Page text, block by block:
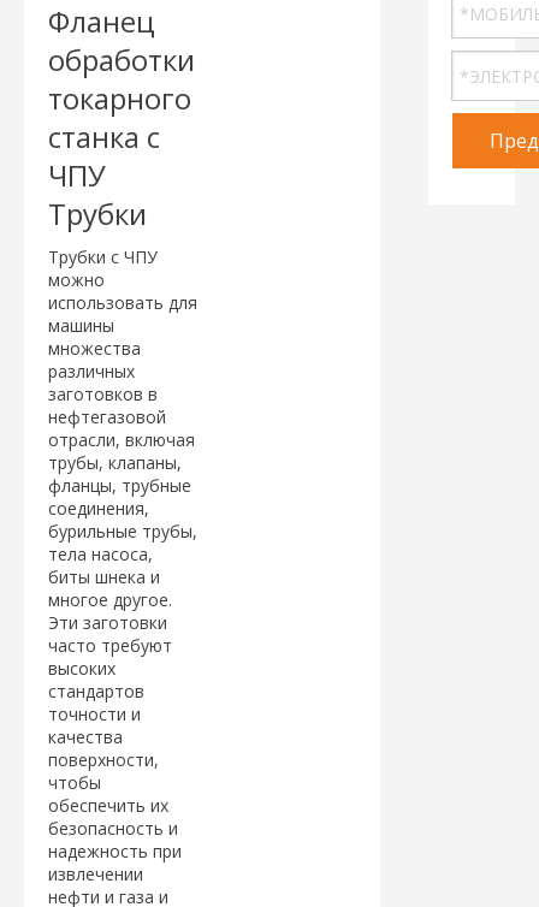
Фланец
обработки
токарного
станка с
ЧПУ
Трубки
Трубки с ЧПУ
можно
использовать для
машины
множества
различных
заготовков в
нефтегазовой
отрасли, включая
трубы, клапаны,
фланцы, трубные
соединения,
бурильные трубы,
тела насоса,
биты шнека и
многое другое.
Эти заготовки
часто требуют
высоких
стандартов
точности и
качества
поверхности,
чтобы
обеспечить их
безопасность и
надежность при
извлечении
нефти и газа и